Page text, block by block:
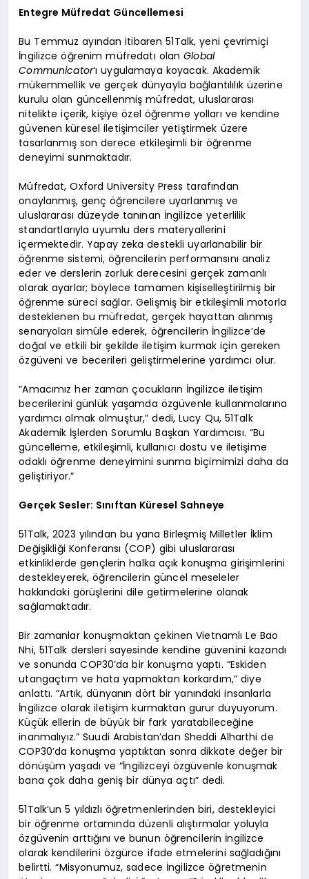
Entegre Müfredat Güncellemesi
Bu Temmuz ayından itibaren 51Talk, yeni çevrimiçi
İngilizce öğrenim müfredatı olanGlobal
Communicator‘ı uygulamaya koyacak. Akademik
mükemmellik ve gerçek dünyayla bağlantılılık üzerine
kurulu olan güncellenmiş müfredat, uluslararası
nitelikte içerik, kişiye özel öğrenme yolları ve kendine
güvenen küresel iletişimciler yetiştirmek üzere
tasarlanmış son derece etkileşimli bir öğrenme
deneyimi sunmaktadır.
Müfredat, Oxford University Press tarafından
onaylanmış, genç öğrencilere uyarlanmış ve
uluslararası düzeyde tanınan İngilizce yeterlilik
standartlarıyla uyumlu ders materyallerini
içermektedir. Yapay zeka destekli uyarlanabilir bir
öğrenme sistemi, öğrencilerin performansını analiz
eder ve derslerin zorluk derecesini gerçek zamanlı
olarak ayarlar; böylece tamamen kişiselleştirilmiş bir
öğrenme süreci sağlar. Gelişmiş bir etkileşimli motorla
desteklenen bu müfredat, gerçek hayattan alınmış
senaryoları simüle ederek, öğrencilerin İngilizce’de
doğal ve etkili bir şekilde iletişim kurmak için gereken
özgüveni ve becerileri geliştirmelerine yardımcı olur.
“Amacımız her zaman çocukların İngilizce iletişim
becerilerini günlük yaşamda özgüvenle kullanmalarına
yardımcı olmak olmuştur,” dedi, Lucy Qu, 51Talk
Akademik İşlerden Sorumlu Başkan Yardımcısı. “Bu
güncelleme, etkileşimli, kullanıcı dostu ve iletişime
odaklı öğrenme deneyimini sunma biçimimizi daha da
geliştiriyor.”
Gerçek Sesler: Sınıftan Küresel Sahneye
51Talk, 2023 yılından bu yana Birleşmiş Milletler İklim
Değişikliği Konferansı (COP) gibi uluslararası
etkinliklerde gençlerin halka açık konuşma girişimlerini
destekleyerek, öğrencilerin güncel meseleler
hakkındaki görüşlerini dile getirmelerine olanak
sağlamaktadır.
Bir zamanlar konuşmaktan çekinen Vietnamlı Le Bao
Nhi, 51Talk dersleri sayesinde kendine güvenini kazandı
ve sonunda COP30’da bir konuşma yaptı. “Eskiden
utangaçtım ve hata yapmaktan korkardım,” diye
anlattı. “Artık, dünyanın dört bir yanındaki insanlarla
İngilizce olarak iletişim kurmaktan gurur duyuyorum.
Küçük ellerin de büyük bir fark yaratabileceğine
inanmalıyız.” Suudi Arabistan’dan Sheddi Alharthi de
COP30’da konuşma yaptıktan sonra dikkate değer bir
dönüşüm yaşadı ve “İngilizceyi özgüvenle konuşmak
bana çok daha geniş bir dünya açtı” dedi.
51Talk’un 5 yıldızlı öğretmenlerinden biri, destekleyici
bir öğrenme ortamında düzenli alıştırmalar yoluyla
özgüvenin arttığını ve bunun öğrencilerin İngilizce
olarak kendilerini özgürce ifade etmelerini sağladığını
belirtti. “Misyonumuz, sadece İngilizce öğretmenin